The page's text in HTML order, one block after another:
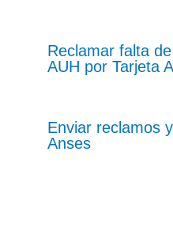
Reclamar falta
AUH por Tarjeta
Enviar reclamos
Anses